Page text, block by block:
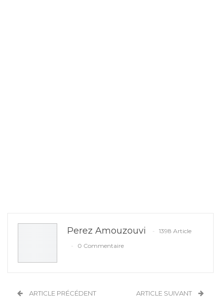
Perez Amouzouvi
1398 Article
0 Commentaire
ARTICLE PRÉCÉDENT ARTICLE SUIVANT